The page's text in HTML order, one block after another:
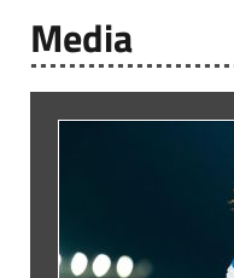
Media